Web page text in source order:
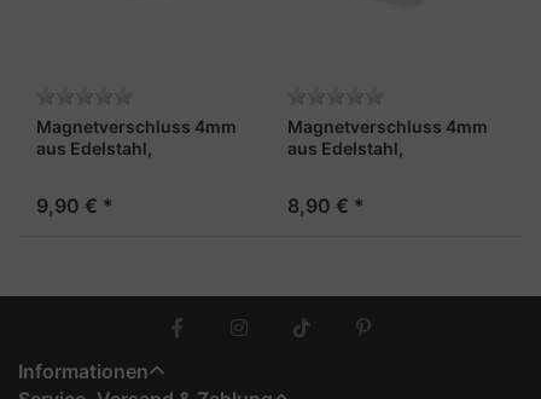
Magnetverschluss 4mm
aus Edelstahl,
9,90 € *
Magnetverschluss 4mm
aus Edelstahl,
8,90 € *
Informationen